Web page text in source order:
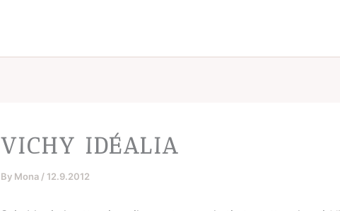
VICHY IDÉALIA
By Mona / 12.9.2012